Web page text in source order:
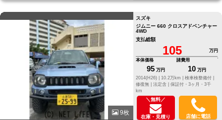
9枚
スズキ
ジムニー 660 クロスアドベンチャー
4WD
支払総額
105
万円
本体価格
95 万円
諸費用
10 万円
2014(H26) |
10.2万km |
検車検整備付 |
修復無 | 法定含 | 保証付・3ヶ月・3千
km
＼無料／
在庫・見積り 店舗に電話